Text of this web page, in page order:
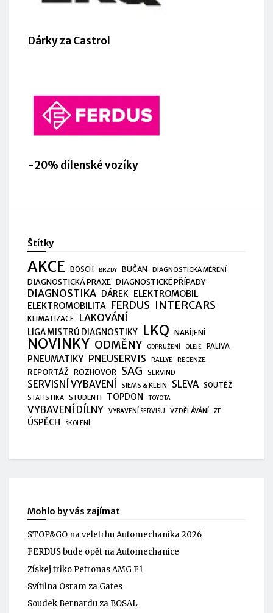
Dárky za Castrol
-20% dílenské vozíky
Štítky
AKCE BOSCH BRZDY BUČAN DIAGNOSTICKÁ MĚŘENÍ
DIAGNOSTICKÁ PRAXE DIAGNOSTICKÉ PŘÍPADY
DIAGNOSTIKA DÁREK ELEKTROMOBIL
ELEKTROMOBILITA FERDUS INTERCARS
KLIMATIZACE LAKOVÁNÍ
LIGA MISTRŮ DIAGNOSTIKY LKQ NABÍJENÍ
NOVINKY ODMĚNY ODPRUŽENÍ OLEJE PALIVA
PNEUMATIKY PNEUSERVIS RALLYE RECENZE
REPORTÁŽ ROZHOVOR SAG SERVIND
SERVISNÍ VYBAVENÍ SIEMS & KLEIN SLEVA SOUTĚŽ
STATISTIKA STUDENTI TOPDON TOYOTA
VYBAVENÍ DÍLNY VYBAVENÍ SERVISU VZDĚLÁVÁNÍ ZF
ÚSPĚCH ŠKOLENÍ
Mohlo by vás zajímat
STOP&GO na veletrhu Automechanika 2026
FERDUS bude opět na Automechanice
Získej triko Petronas AMG F1
Svítilna Osram za Gates
Soudek Bernardu za BOSAL